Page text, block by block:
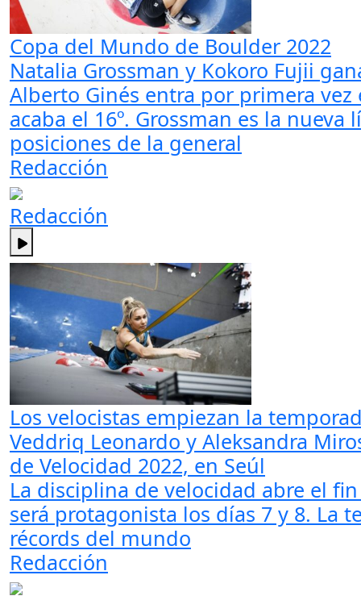
Copa del Mundo de Boulder 2022
Natalia Grossman y Kokoro Fujii
Alberto Ginés entra por primera
acaba el 16º. Grossman es la
posiciones de la general
Redacción
Redacción
Los velocistas empiezan la
Veddriq Leonardo y Aleksandra
de Velocidad 2022, en Seúl
La disciplina de velocidad abre el
será protagonista los días 7 y 8. La
récords del mundo
Redacción